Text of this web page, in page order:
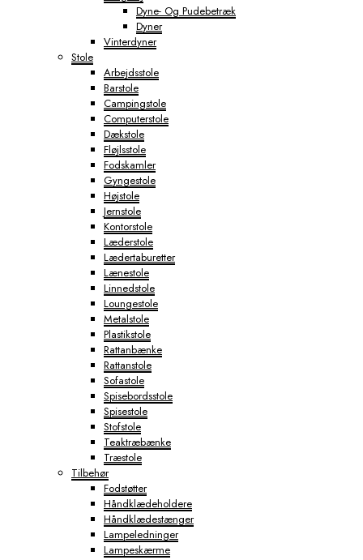
Dyne- Og Pudebetræk
Dyner
Vinterdyner
Stole
Arbejdsstole
Barstole
Campingstole
Computerstole
Dækstole
Fløjlsstole
Fodskamler
Gyngestole
Højstole
Jernstole
Kontorstole
Læderstole
Lædertaburetter
Lænestole
Linnedstole
Loungestole
Metalstole
Plastikstole
Rattanbænke
Rattanstole
Sofastole
Spisebordsstole
Spisestole
Stofstole
Teaktræbænke
Træstole
Tilbehør
Fodstøtter
Håndklædeholdere
Håndklædestænger
Lampeledninger
Lampeskærme